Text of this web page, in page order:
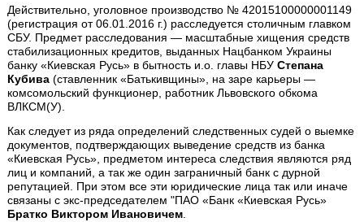
Действительно, уголовное производство № 42015100000001149
(регистрация от 06.01.2016 г.) расследуется столичным главком
СБУ. Предмет расследования — масштабные хищения средств
стабилизационных кредитов, выданных Нацбанком Украины
банку «Киевская Русь» в бытность и.о. главы НБУСтепана
Кубива (ставленник «Батькивщины», на заре карьеры —
комсомольский функционер, работник Львовского обкома
ВЛКСМ(У).
Как следует из ряда определений следственных судей о выемке
документов, подтверждающих выведение средств из банка
«Киевская Русь», предметом интереса следствия являются ряд
лиц и компаний, а так же один заграничный банк с дурной
репутацией. При этом все эти юридические лица так или иначе
связаны с экс-председателем "ПАО «Банк «Киевская Русь»
Братко Виктором Ивановичем.